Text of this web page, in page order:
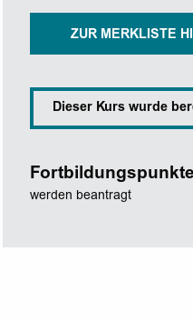
ZUR MERKLISTE
Dieser Kurs wurde
Fortbildungspunkte
werden beantragt